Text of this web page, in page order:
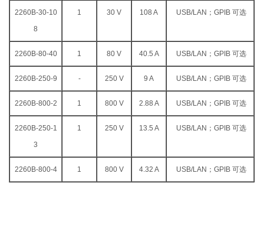
2260B-30-10
8
1 30 V 108 A USB/LAN；GPIB 可选
2260B-80-40 1 80 V 40.5 A USB/LAN；GPIB 可选
2260B-250-9 - 250 V 9 A USB/LAN；GPIB 可选
2260B-800-2 1 800 V 2.88 A USB/LAN；GPIB 可选
2260B-250-1
3
1 250 V 13.5 A USB/LAN；GPIB 可选
2260B-800-4 1 800 V 4.32 A USB/LAN；GPIB 可选